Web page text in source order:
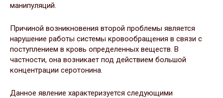
манипуляций.
Причиной возникновения второй проблемы является
нарушение работы системы кровообращения в связи с
поступлением в кровь определенных веществ. В
частности, она возникает под действием большой
концентрации серотонина.
Данное явление характеризуется следующими